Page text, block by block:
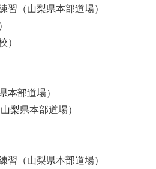
（山梨県本部道場）
部道場）
梨県本部道場）
（山梨県本部道場）